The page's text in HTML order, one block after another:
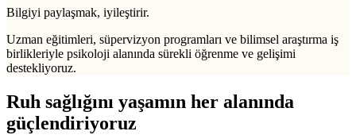
Bilgiyi paylaşmak, iyileştirir.
Uzman eğitimleri, süpervizyon programları ve bilimsel araştırma iş
birlikleriyle psikoloji alanında sürekli öğrenme ve gelişimi
destekliyoruz.
Ruh sağlığını yaşamın her alanında
güçlendiriyoruz